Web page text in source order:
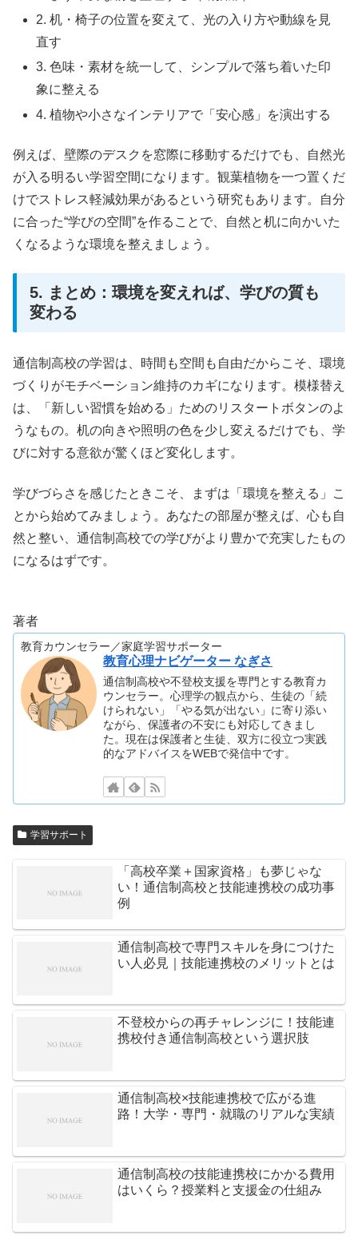
2. 机・椅子の位置を変えて、光の入り方や動線を見
直す
3. 色味・素材を統一して、シンプルで落ち着いた印
象に整える
4. 植物や小さなインテリアで「安心感」を演出する
例えば、壁際のデスクを窓際に移動するだけでも、自然光
が入る明るい学習空間になります。観葉植物を一つ置くだ
けでストレス軽減効果があるという研究もあります。自分
に合った“学びの空間”を作ることで、自然と机に向かいた
くなるような環境を整えましょう。
5. まとめ：環境を変えれば、学びの質も
変わる
通信制高校の学習は、時間も空間も自由だからこそ、環境
づくりがモチベーション維持のカギになります。模様替え
は、「新しい習慣を始める」ためのリスタートボタンのよ
うなもの。机の向きや照明の色を少し変えるだけでも、学
びに対する意欲が驚くほど変化します。
学びづらさを感じたときこそ、まずは「環境を整える」こ
とから始めてみましょう。あなたの部屋が整えば、心も自
然と整い、通信制高校での学びがより豊かで充実したもの
になるはずです。
著者
教育カウンセラー／家庭学習サポーター
教育心理ナビゲーター なぎさ
通信制高校や不登校支援を専門とする教育カ
ウンセラー。心理学の観点から、生徒の「続
けられない」「やる気が出ない」に寄り添い
ながら、保護者の不安にも対応してきまし
た。現在は保護者と生徒、双方に役立つ実践
的なアドバイスをWEBで発信中です。
学習サポート
「高校卒業＋国家資格」も夢じゃな
い！通信制高校と技能連携校の成功事
例
通信制高校で専門スキルを身につけた
い人必見｜技能連携校のメリットとは
不登校からの再チャレンジに！技能連
携校付き通信制高校という選択肢
通信制高校×技能連携校で広がる進
路！大学・専門・就職のリアルな実績
通信制高校の技能連携校にかかる費用
はいくら？授業料と支援金の仕組み